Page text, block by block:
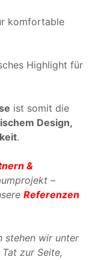
komfortable
Highlight für
ist somit die
Design,
.
&
–
Referenzen
stehen wir unter
zur Seite,